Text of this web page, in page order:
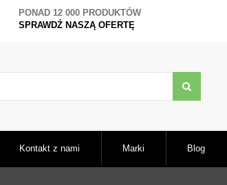
PONAD 12 000 PRODUKTÓW
SPRAWDŹ NASZĄ OFERTĘ
Kontakt z nami Marki Blog